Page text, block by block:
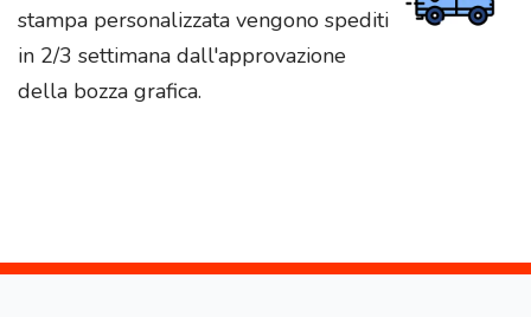
stampa personalizzata vengono spediti
in 2/3 settimana dall'approvazione
della bozza grafica.